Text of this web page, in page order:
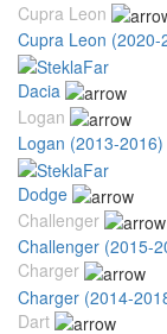
Cupra Leon
Cupra Leon (2020-
Dacia
Logan
Logan (2013-2016)
Dodge
Challenger
Challenger (2015-
Charger
Charger (2014-
Dart